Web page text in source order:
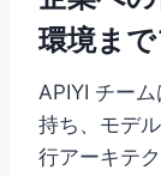
環境ま
APIYI チー
持ち、モデ
行アーキテ